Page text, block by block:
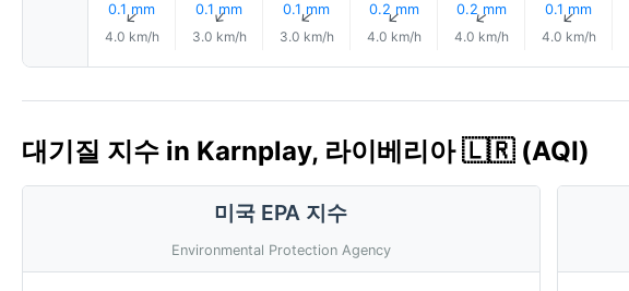
0.1 mm
↑
4.0 km/h
0.1 mm
↑
3.0 km/h
0.1 mm
↑
3.0 km/h
0.2 mm
↑
4.0 km/h
0.2 mm
↑
4.0 km/h
0.1 mm
↑
4.0 km/h
대기질 지수 in Karnplay, 라이베리아 🇱🇷 (AQI)
미국 EPA 지수
Environmental Protection Agency